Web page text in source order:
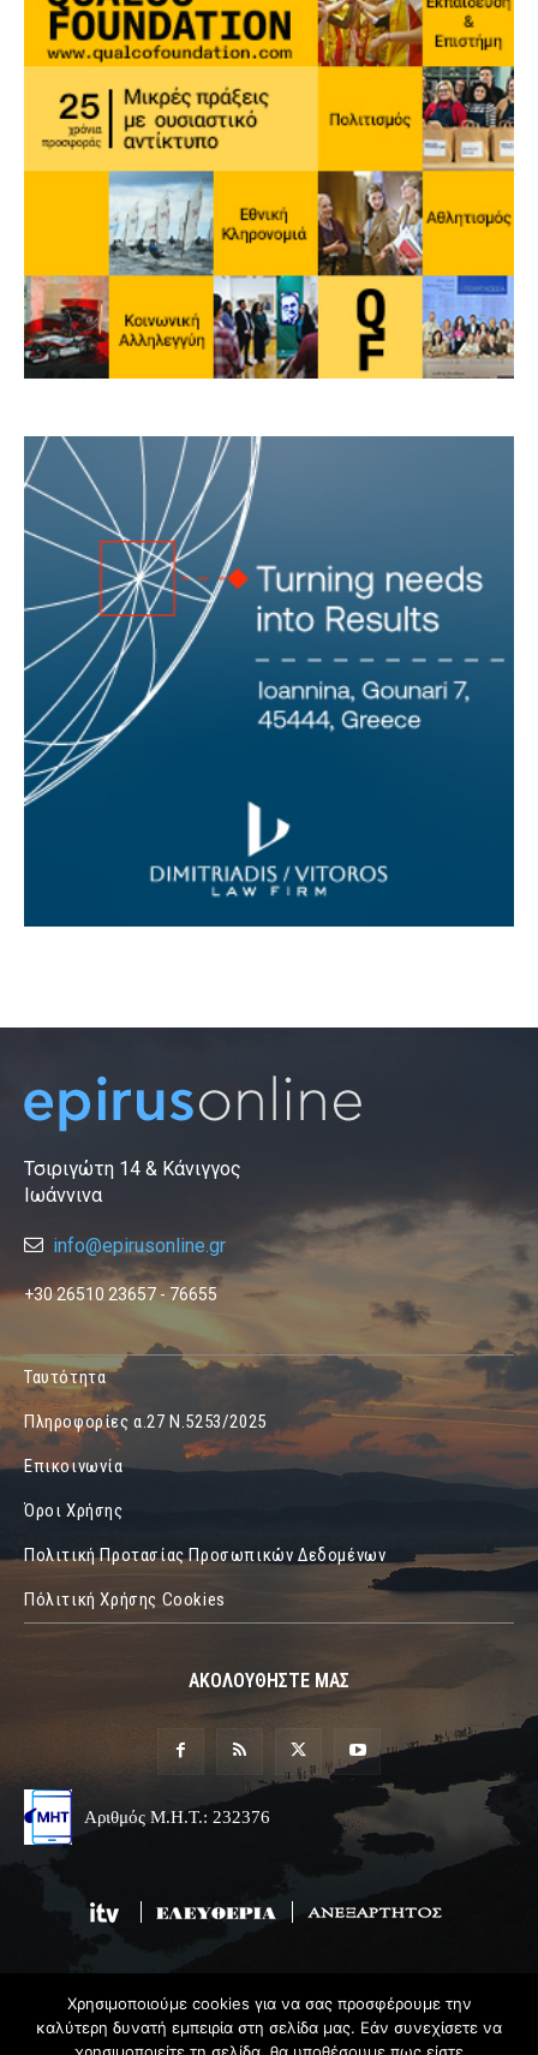
Τσιριγώτη 14 & Κάνιγγος
Ιωάννινα
info@epirusonline.gr
+30 26510 23657 - 76655
Ταυτότητα
Πληροφορίες α.27 Ν.5253/2025
Επικοινωνία
Όροι Χρήσης
Πολιτική Προτασίας Προσωπικών Δεδομένων
Πόλιτική Χρήσης Cookies
ΑΚΟΛΟΥΘΗΣΤΕ ΜΑΣ
Αριθμός Μ.Η.Τ.: 232376
© 2019 Epirus Online
Χρησιμοποιούμε cookies για να σας προσφέρουμε την
καλύτερη δυνατή εμπειρία στη σελίδα μας. Εάν συνεχίσετε να